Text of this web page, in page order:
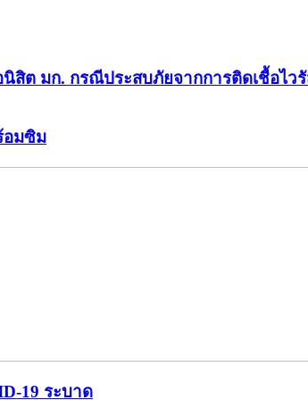
สิต มก. กรณีประสบภัยจากการติดเชื้อไวรั
อมซิม
19 ระบาด